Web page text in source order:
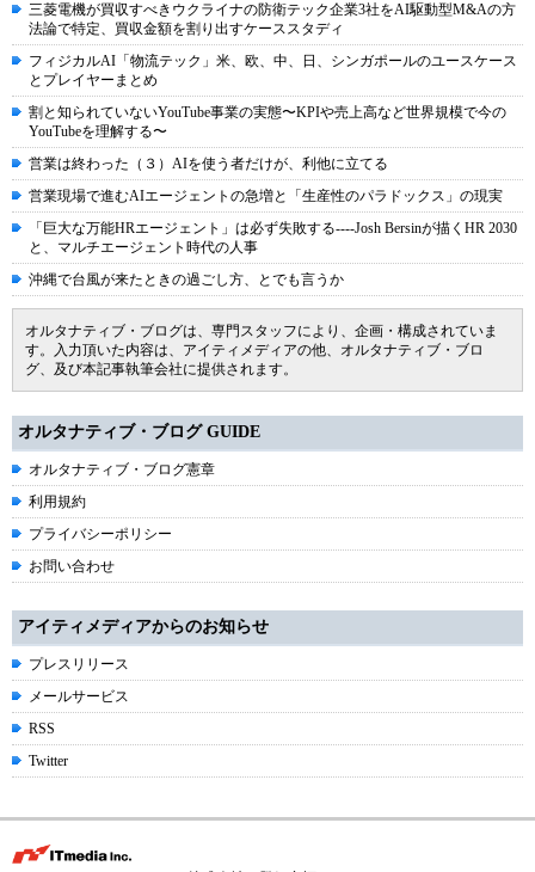
三菱電機が買収すべきウクライナの防衛テック企業3社をAI駆動型M&Aの方
法論で特定、買収金額を割り出すケーススタディ
フィジカルAI「物流テック」米、欧、中、日、シンガポールのユースケース
とプレイヤーまとめ
割と知られていないYouTube事業の実態〜KPIや売上高など世界規模で今の
YouTubeを理解する〜
営業は終わった（３）AIを使う者だけが、利他に立てる
営業現場で進むAIエージェントの急増と「生産性のパラドックス」の現実
「巨大な万能HRエージェント」は必ず失敗する----Josh Bersinが描くHR 2030
と、マルチエージェント時代の人事
沖縄で台風が来たときの過ごし方、とでも言うか
オルタナティブ・ブログは、専門スタッフにより、企画・構成されていま
す。入力頂いた内容は、アイティメディアの他、オルタナティブ・ブロ
グ、及び本記事執筆会社に提供されます。
オルタナティブ・ブログ GUIDE
オルタナティブ・ブログ憲章
利用規約
プライバシーポリシー
お問い合わせ
アイティメディアからのお知らせ
プレスリリース
メールサービス
RSS
Twitter